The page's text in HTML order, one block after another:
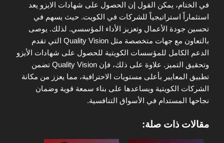
في الختام، يمكن القول إن الحصول على شهادات الايزو يعد
استثماراً استراتيجياً للشركات في الكويت. حيث يسهم في
تحسين جودة الأعمال وتعزيز الأداء المؤسسي. لذلك. يوصى
بالتعاون مع جهات متخصصة مثل Quality Vision التي تقدم
الدعم الكامل للمؤسسات الكويتية للحصول على شهادات الأيزو
وتحقيق التميز. علاوة على ذلك، فإن Quality Vision تضمن
تطبيق المعايير بأعلى مستويات الاحترافية، مما يعزز من مكانة
الشركات الكويتية ويساعدها على بناء سمعة قوية وضمان
نجاحها المستدام في الأسواق التنافسية.
مقالات ذات صلة: